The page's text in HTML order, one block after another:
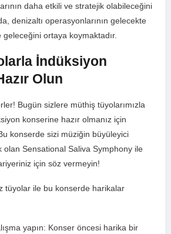
daha etkili ve stratejik olabileceğini
denizaltı ⁤operasyonlarının gelecekte
ortaya ‌koymaktadır.
İndüksiyon
‍Olun
Bugün sizlere müthiş tüyolarımızla
konserine hazır olmanız için
konserde sizi müziğin büyüleyici
olan Sensational Saliva​ Symphony ile
için söz vermeyin!
tüyolar ile bu konserde harikalar
yapın: Konser‌ öncesi harika bir